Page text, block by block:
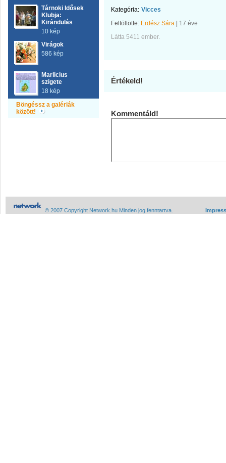
Tárnoki Idősek
Klubja:
Kirándulás
10 kép
Virágok
586 kép
Marlicius
szigete
18 kép
Böngéssz a galériák
között!
Kategória: Vicces
Feltöltötte: Erdész Sára
17 éve
Látta 5411 ember.
Értékeld!
Kommentáld!
© 2007 Copyright Network.hu Minden jog fenntartva.